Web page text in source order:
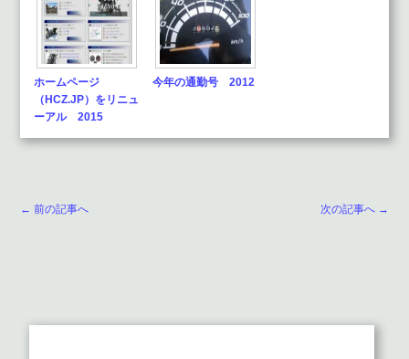
ホームページ
（HCZ.JP）をリニュ
ーアル 2015
今年の通勤号 2012
← 前の記事へ 次の記事へ →